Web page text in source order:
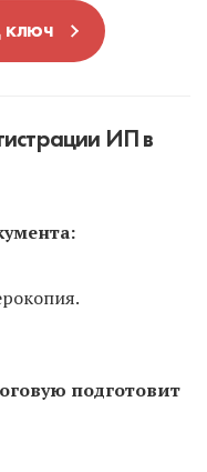
ключ
ИП в
подготовит